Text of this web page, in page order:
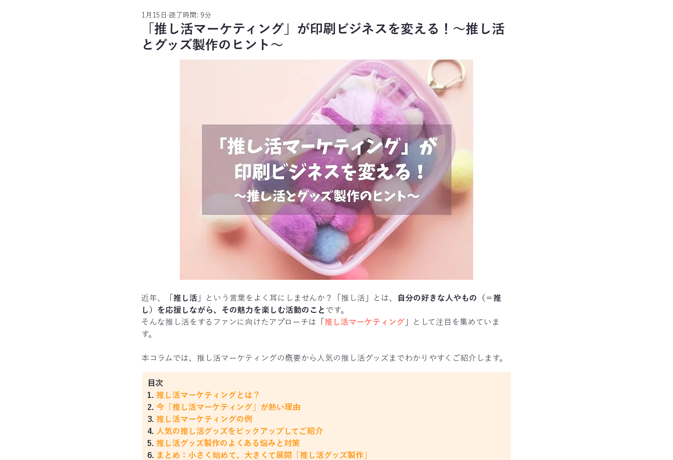
「推し活マーケティング」が印刷ビジネスを変える！～推し活
とグッズ製作のヒント～
1月15日 読了時間: 9分
近年、「 推し活 」という言葉をよく耳にしませんか？「推し活」とは、
自分の好きな人やもの（＝推
し）を応援しながら、その魅力を楽しむ活動のこと です。
そんな推し活をするファンに向けたアプローチは「 推し活マーケティング 」として注目を集めていま
す。
本コラムでは、推し活マーケティングの概要から人気の推し活グッズまでわかりやすくご紹介します。
目次
1. 推し活マーケティングとは？
2. 今「推し活マーケティング」が熱い理由
3. 推し活マーケティングの例
4. 人気の推し活グッズをピックアップしてご紹介
5. 推し活グッズ製作のよくある悩みと対策
6. まとめ：小さく始めて、大きくて展開「推し活グッズ製作」